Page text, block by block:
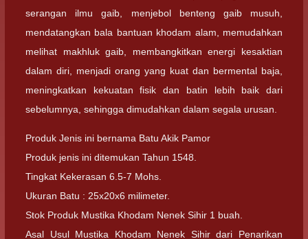
serangan ilmu gaib, menjebol benteng gaib musuh,
mendatangkan bala bantuan khodam alam, memudahkan
melihat makhluk gaib, membangkitkan energi kesaktian
dalam diri, menjadi orang yang kuat dan bermental baja,
meningkatkan kekuatan fisik dan batin lebih baik dari
sebelumnya, sehingga dimudahkan dalam segala urusan.
Produk Jenis ini bernama Batu Akik Pamor
Produk jenis ini ditemukan Tahun 1548.
Tingkat Kekerasan 6.5-7 Mohs.
Ukuran Batu : 25x20x6 milimeter.
Stok Produk Mustika Khodam Nenek Sihir 1 buah.
Asal Usul Mustika Khodam Nenek Sihir dari Penarikan